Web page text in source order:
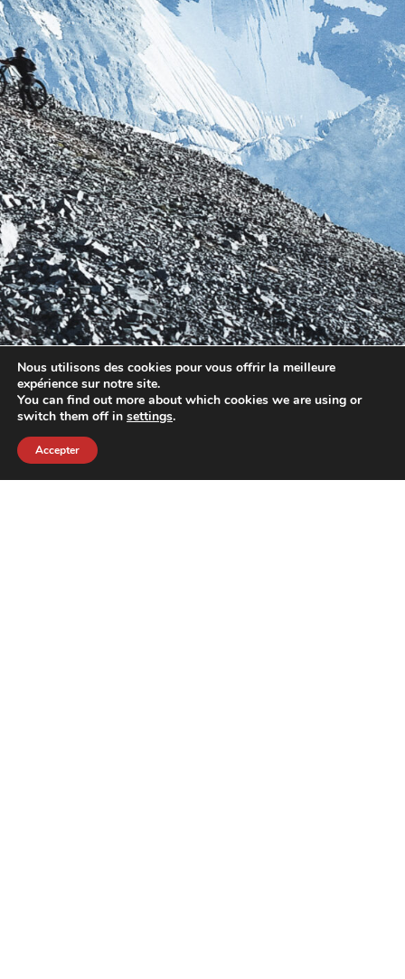
Nous utilisons des cookies pour vous offrir la meilleure
expérience sur notre site.
You can find out more about which cookies we are using or
switch them off in settings.
Accepter